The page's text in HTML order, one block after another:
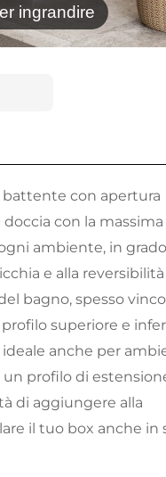
ingrandire
battente con apertura
con la massima
ambiente, in
e alla reversibilità
bagno, spesso
superiore e
anche per
profilo di
di aggiungere alla
il tuo box anche in